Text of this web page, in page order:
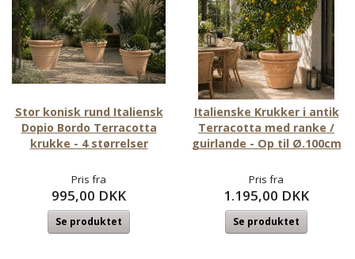
Stor konisk rund Italiensk
Dopio Bordo Terracotta
krukke - 4 størrelser
Pris fra
995,00 DKK
Se produktet
Italienske Krukker i antik
Terracotta med ranke /
guirlande - Op til Ø.100cm
Pris fra
1.195,00 DKK
Se produktet